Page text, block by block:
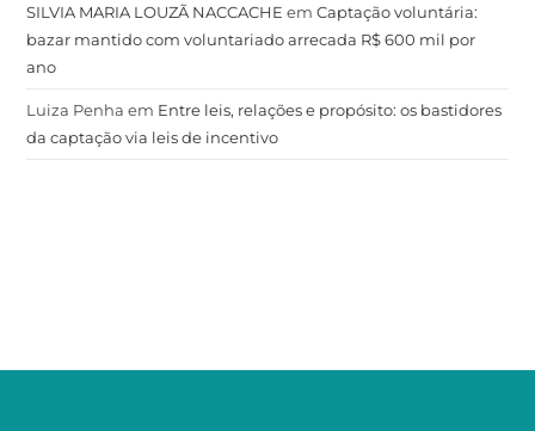
SILVIA MARIA LOUZÃ NACCACHE emCaptação voluntária:
bazar mantido com voluntariado arrecada R$ 600 mil por
ano
Luiza Penha em Entre leis, relações e propósito: os bastidores
da captação via leis de incentivo